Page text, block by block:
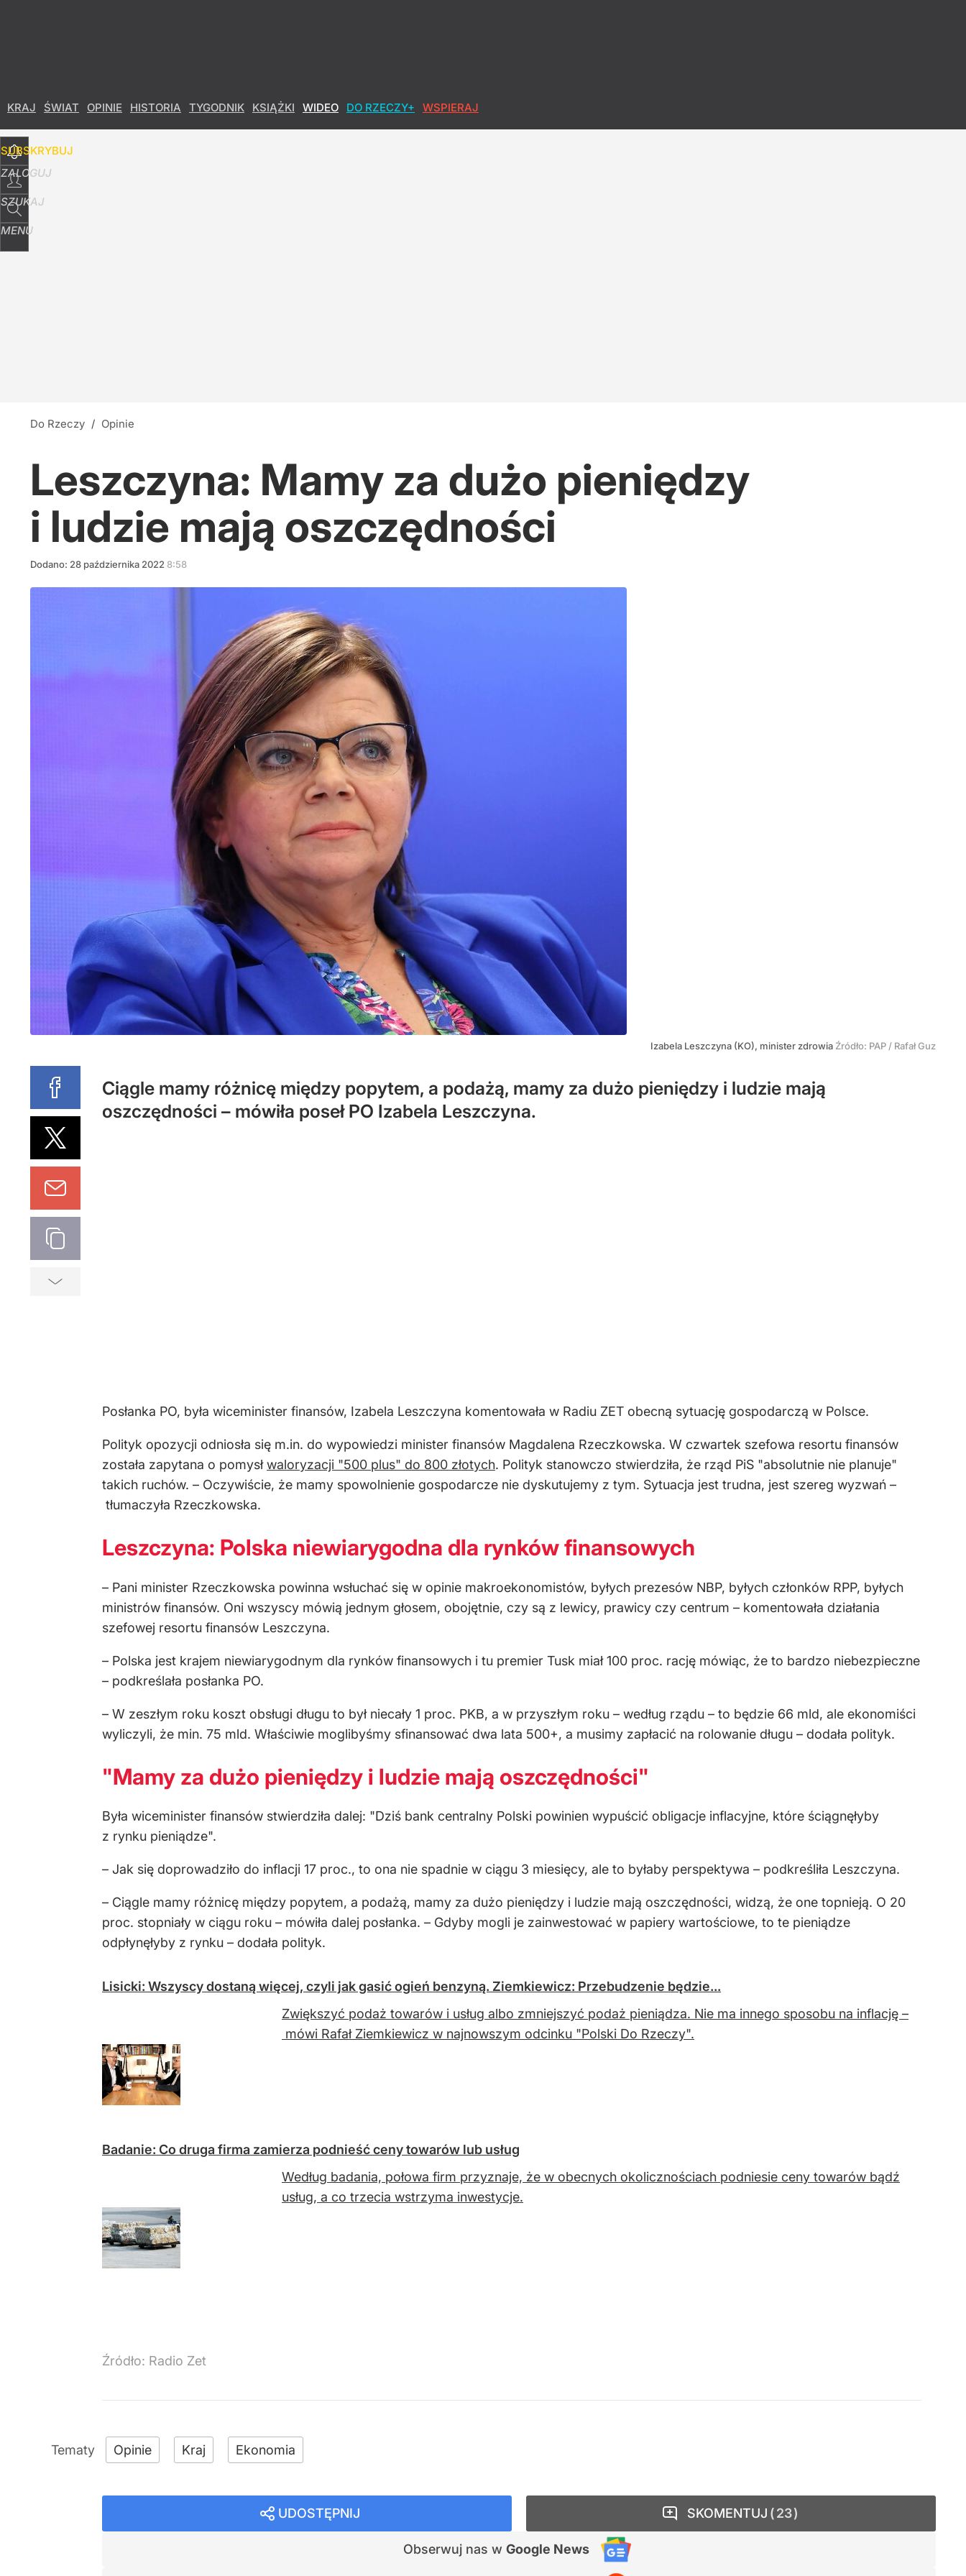
KRAJ ŚWIAT OPINIE HISTORIA TYGODNIK KSIĄŻKI WIDEO DO RZECZY+ WSPIERAJ
SUBSKRYBUJ
ZALOGUJ
SZUKAJ
MENU
Do Rzeczy / Opinie
Leszczyna: Mamy za dużo pieniędzy
i ludzie mają oszczędności
Dodano: 28 października 2022 8:58
Izabela Leszczyna (KO), minister zdrowia Źródło: PAP / Rafał Guz
Ciągle mamy różnicę między popytem, a podażą, mamy za dużo pieniędzy i ludzie mają
oszczędności – mówiła poseł PO Izabela Leszczyna.
Posłanka PO, była wiceminister finansów, Izabela Leszczyna komentowała w Radiu ZET obecną sytuację gospodarczą w Polsce.
Polityk opozycji odniosła się m.in. do wypowiedzi minister finansów Magdalena Rzeczkowska. W czwartek szefowa resortu finansów
została zapytana o pomysłwaloryzacji "500 plus" do 800 złotych. Polityk stanowczo stwierdziła, że rząd PiS "absolutnie nie planuje"
takich ruchów. – Oczywiście, że mamy spowolnienie gospodarcze nie dyskutujemy z tym. Sytuacja jest trudna, jest szereg wyzwań –
tłumaczyła Rzeczkowska.
Leszczyna: Polska niewiarygodna dla rynków finansowych
– Pani minister Rzeczkowska powinna wsłuchać się w opinie makroekonomistów, byłych prezesów NBP, byłych członków RPP, byłych
ministrów finansów. Oni wszyscy mówią jednym głosem, obojętnie, czy są z lewicy, prawicy czy centrum – komentowała działania
szefowej resortu finansów Leszczyna.
– Polska jest krajem niewiarygodnym dla rynków finansowych i tu premier Tusk miał 100 proc. rację mówiąc, że to bardzo niebezpieczne
– podkreślała posłanka PO.
– W zeszłym roku koszt obsługi długu to był niecały 1 proc. PKB, a w przyszłym roku – według rządu – to będzie 66 mld, ale ekonomiści
wyliczyli, że min. 75 mld. Właściwie moglibyśmy sfinansować dwa lata 500+, a musimy zapłacić na rolowanie długu – dodała polityk.
"Mamy za dużo pieniędzy i ludzie mają oszczędności"
Była wiceminister finansów stwierdziła dalej: "Dziś bank centralny Polski powinien wypuścić obligacje inflacyjne, które ściągnęłyby
z rynku pieniądze".
– Jak się doprowadziło do inflacji 17 proc., to ona nie spadnie w ciągu 3 miesięcy, ale to byłaby perspektywa – podkreśliła Leszczyna.
– Ciągle mamy różnicę między popytem, a podażą, mamy za dużo pieniędzy i ludzie mają oszczędności, widzą, że one topnieją. O 20
proc. stopniały w ciągu roku – mówiła dalej posłanka. – Gdyby mogli je zainwestować w papiery wartościowe, to te pieniądze
odpłynęłyby z rynku – dodała polityk.
Lisicki: Wszyscy dostaną więcej, czyli jak gasić ogień benzyną. Ziemkiewicz: Przebudzenie będzie...
Zwiększyć podaż towarów i usług albo zmniejszyć podaż pieniądza. Nie ma innego sposobu na inflację –
mówi Rafał Ziemkiewicz w najnowszym odcinku "Polski Do Rzeczy".
Badanie: Co druga firma zamierza podnieść ceny towarów lub usług
Według badania, połowa firm przyznaje, że w obecnych okolicznościach podniesie ceny towarów bądź
usług, a co trzecia wstrzyma inwestycje.
Źródło: Radio Zet
Opinie Kraj Ekonomia
UDOSTĘPNIJ
Obserwuj nas w Google News
SKOMENTUJ 23